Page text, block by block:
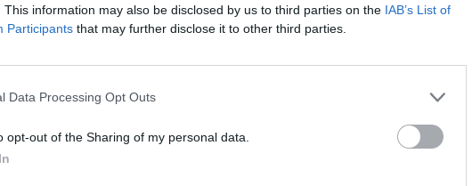
This information may also be disclosed by us to third parties on the IAB’s List of
Participants that may further disclose it to other third parties.
Data Processing Opt Outs
opt-out of the Sharing of my personal data.
οι οποίες κυμαίνονταν από τα